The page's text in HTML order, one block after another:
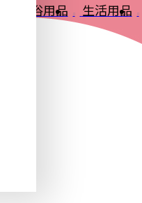
衛浴用品 生活用品